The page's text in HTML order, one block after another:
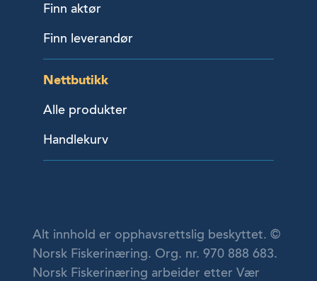
Finn aktør
Finn leverandør
Nettbutikk
Alle produkter
Handlekurv
Alt innhold er opphavsrettslig beskyttet. ©
Norsk Fiskerinæring. Org. nr. 970 888 683.
Norsk Fiskerinæring arbeider etter Vær